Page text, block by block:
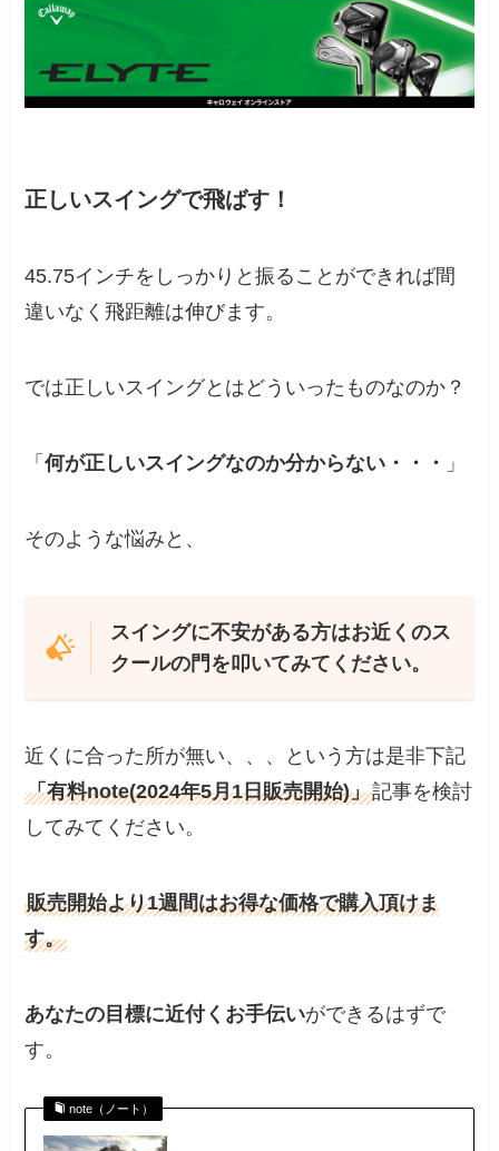
正しいスイングで飛ばす！
45.75インチをしっかりと振ることができれば間
違いなく飛距離は伸びます。
では正しいスイングとはどういったものなのか？
「何が正しいスイングなのか分からない・・・ 」
そのような悩みと、
スイングに不安がある方はお近くのス
クールの門を叩いてみてください。
近くに合った所が無い、、、という方は是非下記
「有料note(2024年5月1日販売開始)」記事を検討
してみてください。
販売開始より1週間はお得な価格で購入頂けま
す。
あなたの目標に近付くお手伝いができるはずで
す。
note（ノート）